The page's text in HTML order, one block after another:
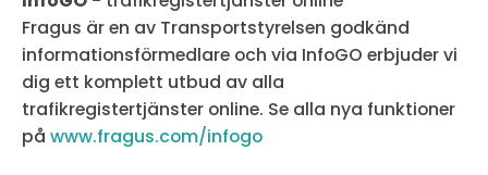
Fragus är en av Transportstyrelsen godkänd
informationsförmedlare och via InfoGO erbjuder vi
dig ett komplett utbud av alla
trafikregistertjänster online. Se alla nya funktioner
på www.fragus.com/infogo